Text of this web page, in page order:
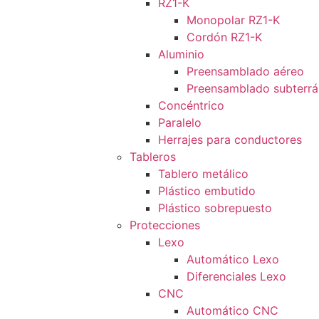
RZ1-K
Monopolar RZ1-K
Cordón RZ1-K
Aluminio
Preensamblado aéreo
Preensamblado
Concéntrico
Paralelo
Herrajes para conductores
Tableros
Tablero metálico
Plástico embutido
Plástico sobrepuesto
Protecciones
Lexo
Automático Lexo
Diferenciales Lexo
CNC
Automático CNC